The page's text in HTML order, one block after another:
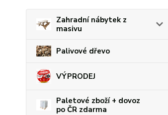
Zahradní nábytek z
masivu
Palivové dřevo
VÝPRODEJ
Paletové zboží + dovoz
po ČR zdarma